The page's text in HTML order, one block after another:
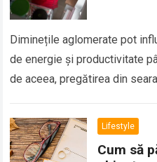
Diminețile aglomerate pot
de energie și productivitate
de aceea, pregătirea din
Lifestyle
Cum să